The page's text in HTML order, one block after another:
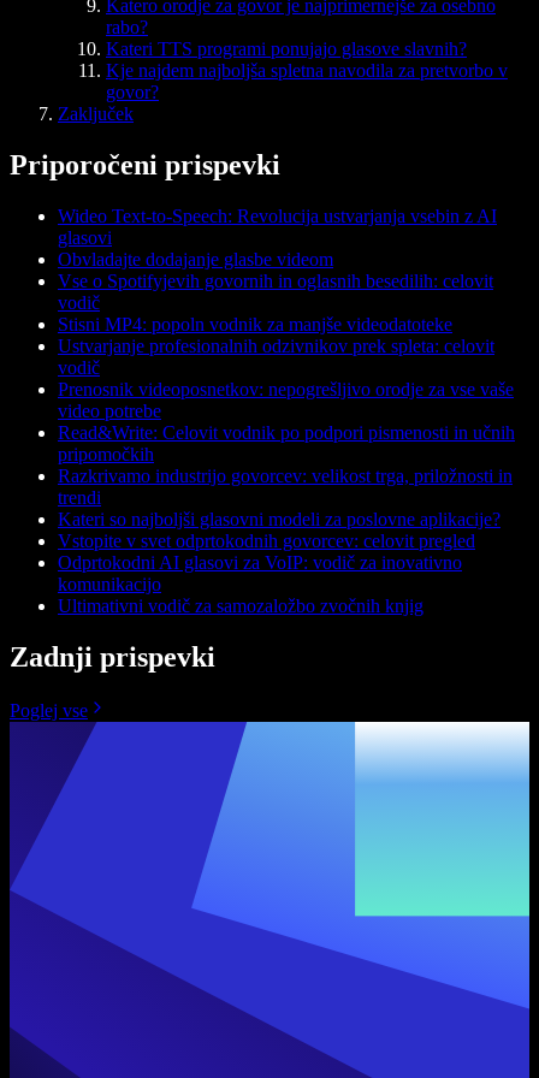
Katero orodje za govor je najprimernejše za osebno
rabo?
Kateri TTS programi ponujajo glasove slavnih?
Kje najdem najboljša spletna navodila za pretvorbo v
govor?
Zaključek
Priporočeni prispevki
Wideo Text-to-Speech: Revolucija ustvarjanja vsebin z AI
glasovi
Obvladajte dodajanje glasbe videom
Vse o Spotifyjevih govornih in oglasnih besedilih: celovit
vodič
Stisni MP4: popoln vodnik za manjše videodatoteke
Ustvarjanje profesionalnih odzivnikov prek spleta: celovit
vodič
Prenosnik videoposnetkov: nepogrešljivo orodje za vse vaše
video potrebe
Read&Write: Celovit vodnik po podpori pismenosti in učnih
pripomočkih
Razkrivamo industrijo govorcev: velikost trga, priložnosti in
trendi
Kateri so najboljši glasovni modeli za poslovne aplikacije?
Vstopite v svet odprtokodnih govorcev: celovit pregled
Odprtokodni AI glasovi za VoIP: vodič za inovativno
komunikacijo
Ultimativni vodič za samozaložbo zvočnih knjig
Zadnji prispevki
Poglej vse